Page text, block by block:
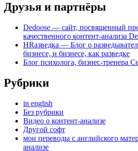
Друзья и партнёры
Dedoose — сайт, посвященный
качественного контент-анализа
HRазведка — Блог о
бизнесе, и бизнесе, как разведке
Блог психолога, бизнес-тренера
Рубрики
in english
Без рубрики
Видео о контент-анализе
Другой софт
мои переводы с английского
анализе